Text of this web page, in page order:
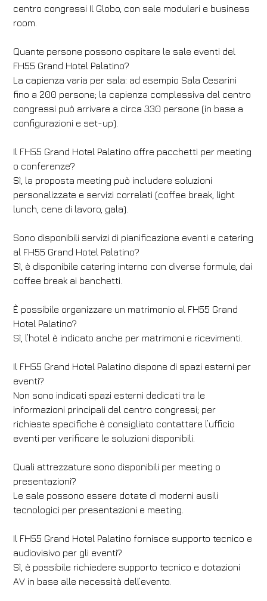
centro congressi Il Globo, con sale modulari e business
room.
Quante persone possono ospitare le sale eventi del
FH55 Grand Hotel Palatino?
La capienza varia per sala: ad esempio Sala Cesarini
fino a 200 persone; la capienza complessiva del centro
congressi può arrivare a circa 330 persone (in base a
configurazioni e set-up).
Il FH55 Grand Hotel Palatino offre pacchetti per meeting
o conferenze?
Sì, la proposta meeting può includere soluzioni
personalizzate e servizi correlati (coffee break, light
lunch, cene di lavoro, gala).
Sono disponibili servizi di pianificazione eventi e catering
al FH55 Grand Hotel Palatino?
Sì, è disponibile catering interno con diverse formule, dai
coffee break ai banchetti.
È possibile organizzare un matrimonio al FH55 Grand
Hotel Palatino?
Sì, l’hotel è indicato anche per matrimoni e ricevimenti.
Il FH55 Grand Hotel Palatino dispone di spazi esterni per
eventi?
Non sono indicati spazi esterni dedicati tra le
informazioni principali del centro congressi; per
richieste specifiche è consigliato contattare l’ufficio
eventi per verificare le soluzioni disponibili.
Quali attrezzature sono disponibili per meeting o
presentazioni?
Le sale possono essere dotate di moderni ausili
tecnologici per presentazioni e meeting.
Il FH55 Grand Hotel Palatino fornisce supporto tecnico e
audiovisivo per gli eventi?
Sì, è possibile richiedere supporto tecnico e dotazioni
AV in base alle necessità dell’evento.